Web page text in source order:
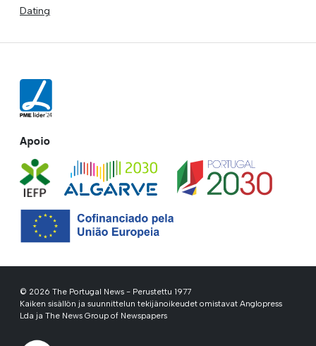
Dating
Apoio
© 2026 The Portugal News - Perustettu 1977
Kaiken sisällön ja suunnittelun tekijänoikeudet omistavat Anglopress
Lda ja The News Group of Newspapers